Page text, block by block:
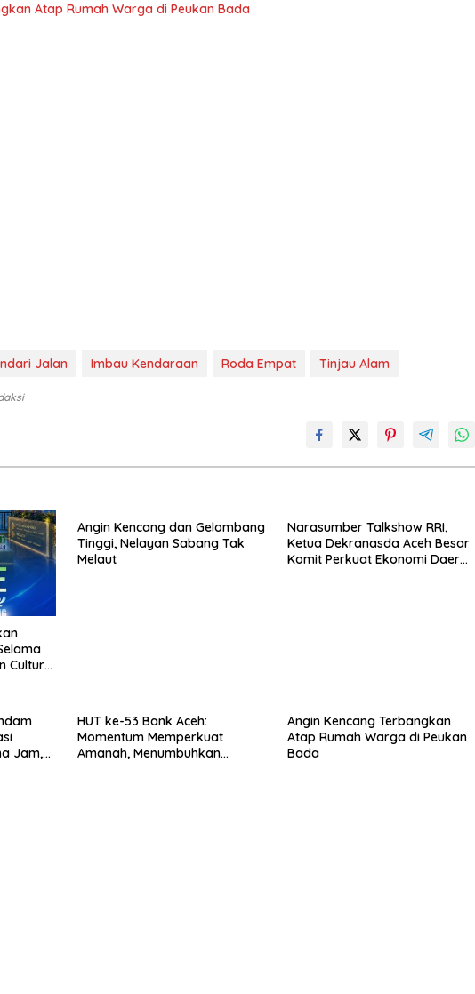
Atap Rumah Warga di Peukan Bada
Jalan Imbau Kendaraan Roda Empat Tinjau Alam
Culture
Angin Kencang dan Gelombang
Tinggi, Nelayan Sabang Tak
Melaut
Narasumber Talkshow RRI,
Ketua Dekranasda Aceh Besar
Komit Perkuat Ekonomi Daerah
Jam,
HUT ke-53 Bank Aceh:
Momentum Memperkuat
Amanah, Menumbuhkan
Angin Kencang Terbangkan
Atap Rumah Warga di Peukan
Bada